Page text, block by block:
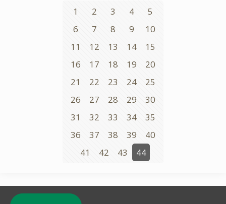
1
2 3 4
5
6
7 8 9
10
11
12 13 14
15
16
17 18 19
20
21
22 23 24
25
26
27 28 29
30
31
32 33 34
35
36
37 38 39
40
41
42 43 44